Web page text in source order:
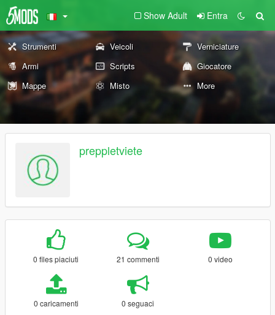
Show Adult Entra
Strumenti Veicoli
Verniciature
Armi
Scripts
Giocatore
Mappe
Misto More
preppletviete
0 files piaciuti 21 commenti 0 video
0 caricamenti 0 seguaci